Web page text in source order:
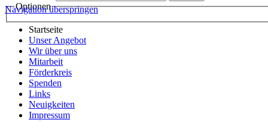
Optionen
Navigation überspringen
Startseite
Unser Angebot
Wir über uns
Mitarbeit
Förderkreis
Spenden
Links
Neuigkeiten
Impressum